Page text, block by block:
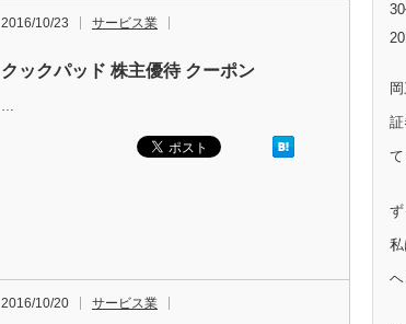
2016/10/23 サービス業
クックパッド 株主優待 クーポン
…
2016/10/20 サービス業
て
ず
ヘ